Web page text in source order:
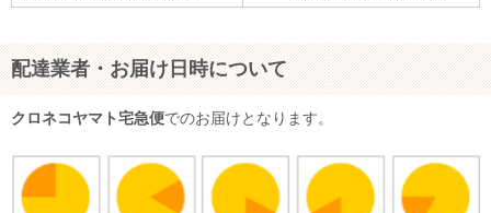
配達業者・お届け日時について
クロネコヤマト宅急便でのお届けとなります。